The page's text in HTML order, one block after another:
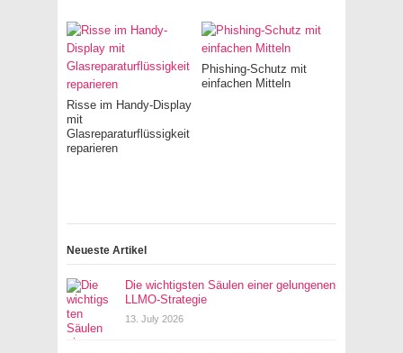
Risse im Handy-Display
mit
Glasreparaturflüssigkeit
reparieren
Phishing-Schutz mit
einfachen Mitteln
Neueste Artikel
Die wichtigsten Säulen einer gelungenen
LLMO-Strategie
13. July 2026